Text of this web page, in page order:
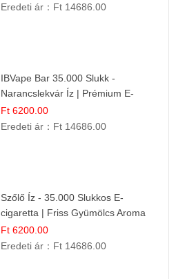
Eredeti ár： Ft 14686.00
IBVape Bar 35.000 Slukk -
Narancslekvár Íz | Prémium E-
cigaretta
Ft 6200.00
Eredeti ár： Ft 14686.00
Szőlő Íz - 35.000 Slukkos E-
cigaretta | Friss Gyümölcs Aroma
Ft 6200.00
Eredeti ár： Ft 14686.00